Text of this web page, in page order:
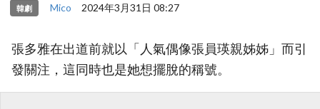
韓劇 Mico 2024年3月31日 08:27
張多雅在出道前就以「人氣偶像張員瑛親姊姊」而引
發關注，這同時也是她想擺脫的稱號。